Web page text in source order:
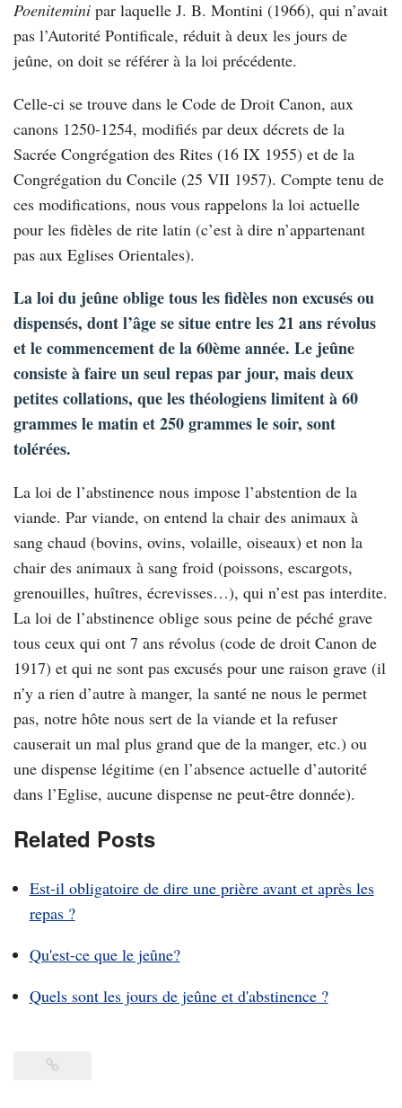
QUI SOMMES-NOUS ?
CHERCHER 🔎
ANNONCES 🔒
Poenitemini par laquelle J. B. Montini (1966), qui n’avait
pas l’Autorité Pontificale, réduit à deux les jours de
jeûne, on doit se référer à la loi précédente.
Celle-ci se trouve dans le Code de Droit Canon, aux
canons 1250-1254, modifiés par deux décrets de la
Sacrée Congrégation des Rites (16 IX 1955) et de la
Congrégation du Concile (25 VII 1957). Compte tenu de
ces modifications, nous vous rappelons la loi actuelle
pour les fidèles de rite latin (c’est à dire n’appartenant
pas aux Eglises Orientales).
La loi du jeûne oblige tous les fidèles non excusés ou
dispensés, dont l’âge se situe entre les 21 ans révolus
et le commencement de la 60ème année. Le jeûne
consiste à faire un seul repas par jour, mais deux
petites collations, que les théologiens limitent à 60
grammes le matin et 250 grammes le soir, sont
tolérées.
La loi de l’abstinence nous impose l’abstention de la
viande. Par viande, on entend la chair des animaux à
sang chaud (bovins, ovins, volaille, oiseaux) et non la
chair des animaux à sang froid (poissons, escargots,
grenouilles, huîtres, écrevisses…), qui n’est pas interdite.
La loi de l’abstinence oblige sous peine de péché grave
tous ceux qui ont 7 ans révolus (code de droit Canon de
1917) et qui ne sont pas excusés pour une raison grave (il
n’y a rien d’autre à manger, la santé ne nous le permet
pas, notre hôte nous sert de la viande et la refuser
causerait un mal plus grand que de la manger, etc.) ou
une dispense légitime (en l’absence actuelle d’autorité
dans l’Eglise, aucune dispense ne peut-être donnée).
Related Posts
Est-il obligatoire de dire une prière avant et après les
repas ?
Qu'est-ce que le jeûne?
Quels sont les jours de jeûne et d'abstinence ?